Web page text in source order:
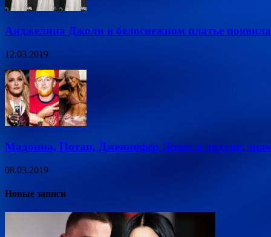
Анджелина Джоли в белоснежном платье
12.03.2019
Мадонна, Потап, Дженнифер Лопес и другие:
08.03.2019
Новые записи